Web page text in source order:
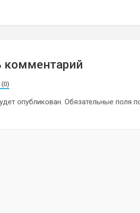
комментарий
опубликован. Обязательные поля